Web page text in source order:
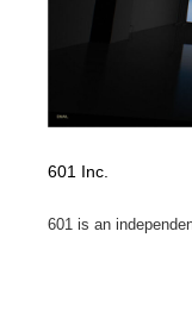
601 Inc.
601 is an